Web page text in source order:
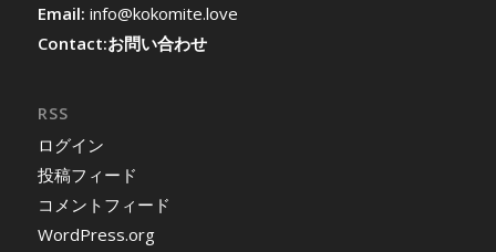
Email: info@kokomite.love
Contact:お問い合わせ
RSS
ログイン
投稿フィード
コメントフィード
WordPress.org